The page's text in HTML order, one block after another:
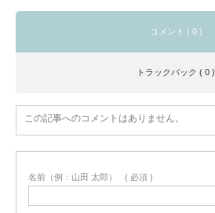
コメント ( 0 )
トラックバック ( 0 )
この記事へのコメントはありません。
名前（例：山田 太郎） ( 必須 )